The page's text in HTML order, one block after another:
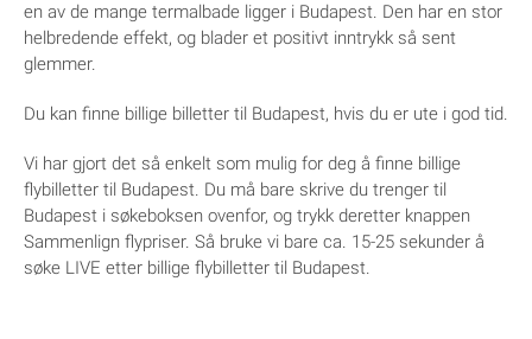
en av de mange termalbade ligger i Budapest. Den har en stor
helbredende effekt, og blader et positivt inntrykk så sent
glemmer.
Du kan finne billige billetter til Budapest, hvis du er ute i god tid.
Vi har gjort det så enkelt som mulig for deg å finne billige
flybilletter til Budapest. Du må bare skrive du trenger til
Budapest i søkeboksen ovenfor, og trykk deretter knappen
Sammenlign flypriser. Så bruke vi bare ca. 15-25 sekunder å
søke LIVE etter billige flybilletter til Budapest.